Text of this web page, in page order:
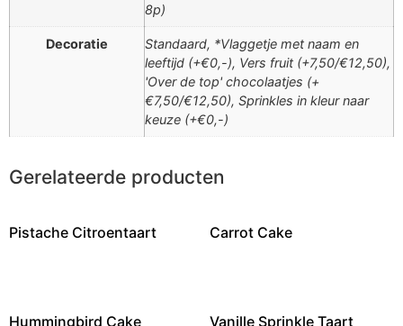
8p)
Decoratie
Standaard, *Vlaggetje met naam en
leeftijd (+€0,-), Vers fruit (+7,50/€12,50),
'Over de top' chocolaatjes (+
€7,50/€12,50), Sprinkles in kleur naar
keuze (+€0,-)
Gerelateerde producten
Pistache Citroentaart Carrot Cake
Hummingbird Cake Vanille Sprinkle Taart